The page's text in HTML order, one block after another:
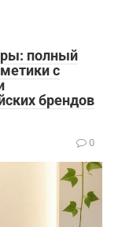
полный
с
брендов
0